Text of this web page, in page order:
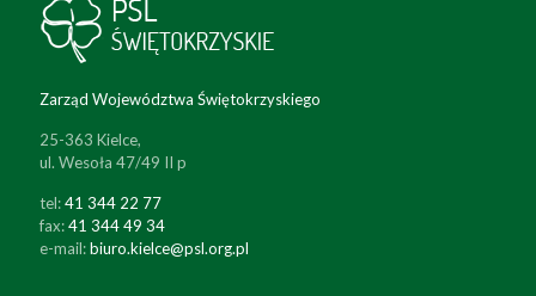
Zarząd Województwa Świętokrzyskiego
25-363 Kielce,
ul. Wesoła 47/49 II p
tel:41 344 22 77
fax:41 344 49 34
e-mail:biuro.kielce@psl.org.pl